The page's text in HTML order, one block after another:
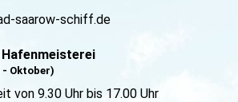
saarow-schiff.de
Oktober)
von 9.30 Uhr bis 17.00 Uhr